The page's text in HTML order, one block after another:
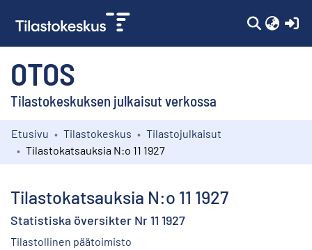
OTOS
Tilastokeskuksen julkaisut verkossa
Kokoelmat
Etusivu Tilastokeskus
Tilastojulkaisut
Tilastokatsauksia N:o 11 1927
Tilastokatsauksia N:o 11 1927
Statistiska översikter Nr 11 1927
Tilastollinen päätoimisto